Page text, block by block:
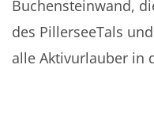
Buchensteinwand,
des PillerseeTals
alle Aktivurlauber in